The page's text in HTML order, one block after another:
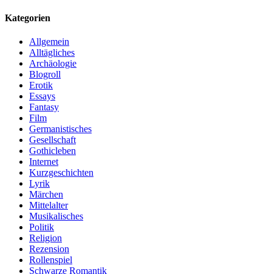
Kategorien
Allgemein
Alltägliches
Archäologie
Blogroll
Erotik
Essays
Fantasy
Film
Germanistisches
Gesellschaft
Gothicleben
Internet
Kurzgeschichten
Lyrik
Märchen
Mittelalter
Musikalisches
Politik
Religion
Rezension
Rollenspiel
Schwarze Romantik